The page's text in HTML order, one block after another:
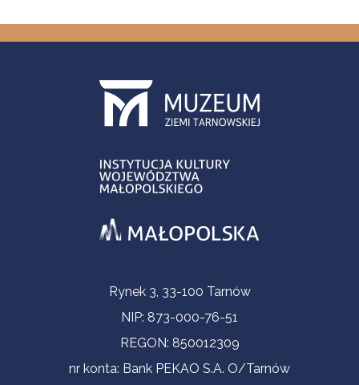
Informacje kontaktoweRynek 3, 33-100 Tarnów
NIP: 873-000-76-51
REGON: 850012309
nr konta: Bank PEKAO S.A. O/Tarnów